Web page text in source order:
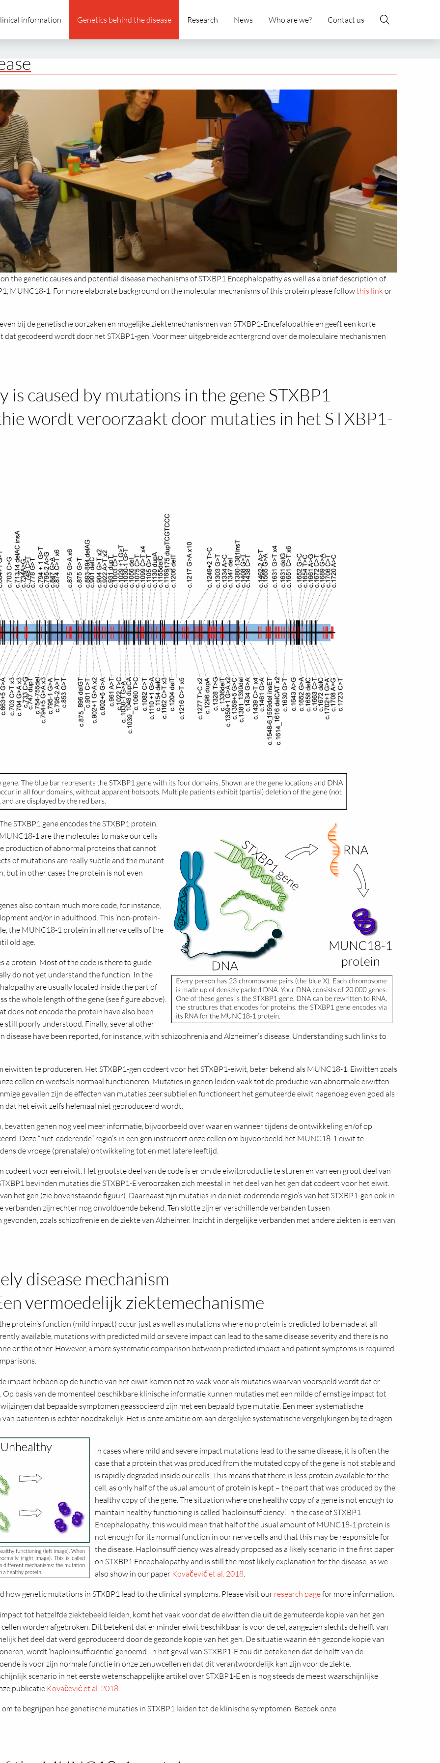
information Genetics behind the disease Research News Who are we? Contact us
the genetic causes and potential disease mechanisms of STXBP1 Encephalopathy as well as a brief description of
MUNC18-1. For more elaborate background on the molecular mechanisms of this protein please followthis linkor
bij de genetische oorzaken en mogelijke ziektemechanismen van STXBP1-Encefalopathie en geeft een korte
gecodeerd wordt door het STXBP1-gen. Voor meer uitgebreide achtergrond over de moleculaire mechanismen
is caused by mutations in the gene STXBP1
wordt veroorzaakt door mutaties in het STXBP1-
STXBP1 gene encodes the STXBP1 protein,
1 are the molecules to make our cells
production of abnormal proteins that cannot
of mutations are really subtle and the mutant
but in other cases the protein is not even
also contain much more code, for instance,
and/or in adulthood. This ‘non-protein-
the MUNC18-1 protein in all nerve cells of the
old age.
a protein. Most of the code is there to guide
do not yet understand the function. In the
are usually located inside the part of
the whole length of the gene (see figure above).
does not encode the protein have also been
still poorly understood. Finally, several other
have been reported, for instance, with schizophrenia and Alzheimer’s disease. Understanding such links to
eiwitten te produceren. Het STXBP1-gen codeert voor het STXBP1-eiwit, beter bekend als MUNC18-1. Eiwitten zoals
cellen en weefsels normaal functioneren. Mutaties in genen leiden vaak tot de productie van abnormale eiwitten
gevallen zijn de effecten van mutaties zeer subtiel en functioneert het gemuteerde eiwit nagenoeg even goed als
dat het eiwit zelfs helemaal niet geproduceerd wordt.
bevatten genen nog veel meer informatie, bijvoorbeeld over waar en wanneer tijdens de ontwikkeling en/of op
Deze “niet-coderende” regio’s in een gen instrueert onze cellen om bijvoorbeeld het MUNC18-1 eiwit te
de vroege (prenatale) ontwikkeling tot en met latere leeftijd.
codeert voor een eiwit. Het grootste deel van de code is er om de eiwitproductie te sturen en van een groot deel van
bevinden mutaties die STXBP1-E veroorzaken zich meestal in het deel van het gen dat codeert voor het eiwit.
het gen (zie bovenstaande figuur). Daarnaast zijn mutaties in de niet-coderende regio’s van het STXBP1-gen ook in
verbanden zijn echter nog onvoldoende bekend. Ten slotte zijn er verschillende verbanden tussen
zoals schizofrenie en de ziekte van Alzheimer. Inzicht in dergelijke verbanden met andere ziekten is een van
disease mechanism
vermoedelijk ziektemechanisme
protein’s function (mild impact) occur just as well as mutations where no protein is predicted to be made at all
available, mutations with predicted mild or severe impact can lead to the same disease severity and there is no
or the other. However, a more systematic comparison between predicted impact and patient symptoms is required.
impact hebben op de functie van het eiwit komen net zo vaak voor als mutaties waarvan voorspeld wordt dat er
basis van de momenteel beschikbare klinische informatie kunnen mutaties met een milde of ernstige impact tot
dat bepaalde symptomen geassocieerd zijn met een bepaald type mutatie. Een meer systematische
patiënten is echter noodzakelijk. Het is onze ambitie om aan dergelijke systematische vergelijkingen bij te dragen.
In cases where mild and severe impact mutations lead to the same disease, it is often the
case that a protein that was produced from the mutated copy of the gene is not stable and
is rapidly degraded inside our cells. This means that there is less protein available for the
cell, as only half of the usual amount of protein is kept – the part that was produced by the
healthy copy of the gene. The situation where one healthy copy of a gene is not enough to
maintain healthy functioning is called ‘haploinsufficiency’. In the case of STXBP1
Encephalopathy, this would mean that half of the usual amount of MUNC18-1 protein is
not enough for its normal function in our nerve cells and that this may be responsible for
the disease. Haploinsufficiency was already proposed as a likely scenario in the first paper
on STXBP1 Encephalopathy and is still the most likely explanation for the disease, as we
also show in our paper Kovačević et al. 2018.
how genetic mutations in STXBP1 lead to the clinical symptoms. Please visit our research pagefor more information.
tot hetzelfde ziektebeeld leiden, komt het vaak voor dat de eiwitten die uit de gemuteerde kopie van het gen
worden afgebroken. Dit betekent dat er minder eiwit beschikbaar is voor de cel, aangezien slechts de helft van
het deel dat werd geproduceerd door de gezonde kopie van het gen. De situatie waarin één gezonde kopie van
wordt ‘haploinsufficiëntie’ genoemd. In het geval van STXBP1-E zou dit betekenen dat de helft van de
is voor zijn normale functie in onze zenuwcellen en dat dit verantwoordelijk kan zijn voor de ziekte.
scenario in het eerste wetenschappelijke artikel over STXBP1-E en is nog steeds de meest waarschijnlijke
publicatie Kovačević et al. 2018.
te begrijpen hoe genetische mutaties in STXBP1 leiden tot de klinische symptomen. Bezoek onze